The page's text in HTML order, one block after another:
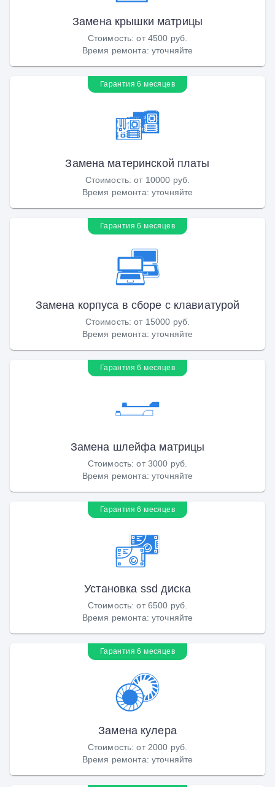
Замена крышки матрицы
Стоимость:от 4500 руб.
Время ремонта: уточняйте
Гарантия 6 месяцев
Замена материнской платы
Стоимость:от 10000 руб.
Время ремонта: уточняйте
Гарантия 6 месяцев
Замена корпуса в сборе с клавиатурой
Стоимость:от 15000 руб.
Время ремонта: уточняйте
Гарантия 6 месяцев
Замена шлейфа матрицы
Стоимость:от 3000 руб.
Время ремонта: уточняйте
Гарантия 6 месяцев
Установка ssd диска
Стоимость:от 6500 руб.
Время ремонта: уточняйте
Гарантия 6 месяцев
Замена кулера
Стоимость:от 2000 руб.
Время ремонта: уточняйте